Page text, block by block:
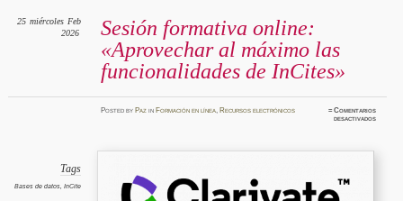
Sesión formativa online:
«Aprovechar al máximo las
funcionalidades de InCites»
25 miércoles Feb
2026
PostedbyPaz inFormación en línea ,Recursos electrónicos ≈Comentarios
desactivadosen
Tags
Bases de datos, InCite